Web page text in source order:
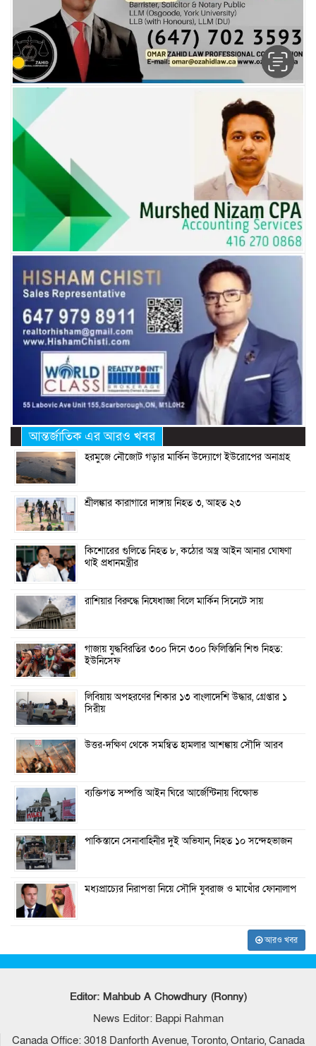
আন্তর্জাতিক এর আরও খবর
হরমুজে নৌজোট গড়ার মার্কিন উদ্যোগে ইউরোপের অনাগ্রহ
শ্রীলঙ্কার কারাগারে দাঙ্গায় নিহত ৩, আহত ২৩
কিশোরের গুলিতে নিহত ৮, কঠোর অস্ত্র আইন আনার ঘোষণা
থাই প্রধানমন্ত্রীর
রাশিয়ার বিরুদ্ধে নিষেধাজ্ঞা বিলে মার্কিন সিনেটে সায়
গাজায় যুদ্ধবিরতির ৩০০ দিনে ৩০০ ফিলিস্তিনি শিশু নিহত:
ইউনিসেফ
লিবিয়ায় অপহরণের শিকার ১৩ বাংলাদেশি উদ্ধার, গ্রেপ্তার ১
সিরীয়
উত্তর-দক্ষিণ থেকে সমন্বিত হামলার আশঙ্কায় সৌদি আরব
ব্যক্তিগত সম্পত্তি আইন ঘিরে আর্জেন্টিনায় বিক্ষোভ
পাকিস্তানে সেনাবাহিনীর দুই অভিযান, নিহত ১০ সন্দেহভাজন
মধ্যপ্রাচ্যের নিরাপত্তা নিয়ে সৌদি যুবরাজ ও মাখোঁর ফোনালাপ
আরও খবর
Editor: Mahbub A Chowdhury (Ronny)
News Editor: Bappi Rahman
Canada Office: 3018 Danforth Avenue, Toronto, Ontario, Canada